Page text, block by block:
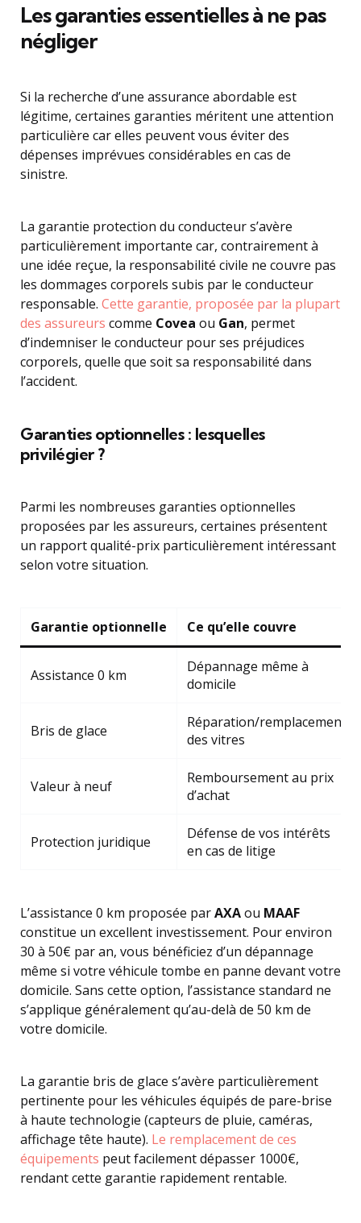
Les garanties essentielles à ne pas
négliger
Si la recherche d’une assurance abordable est
légitime, certaines garanties méritent une attention
particulière car elles peuvent vous éviter des
dépenses imprévues considérables en cas de
sinistre.
La garantie protection du conducteur s’avère
particulièrement importante car, contrairement à
une idée reçue, la responsabilité civile ne couvre pas
les dommages corporels subis par le conducteur
responsable. Cette garantie, proposée par la plupart
des assureurs comme Covea ou Gan, permet
d’indemniser le conducteur pour ses préjudices
corporels, quelle que soit sa responsabilité dans
l’accident.
Garanties optionnelles : lesquelles
privilégier ?
Parmi les nombreuses garanties optionnelles
proposées par les assureurs, certaines présentent
un rapport qualité-prix particulièrement intéressant
selon votre situation.
Garantie optionnelle Ce qu’elle couvre
Assistance 0 km
Dépannage même à
domicile
Bris de glace
Réparation/remplacement
des vitres
Valeur à neuf
Remboursement au prix
d’achat
Protection juridique
Défense de vos intérêts
en cas de litige
L’assistance 0 km proposée parAXAou MAAF
constitue un excellent investissement. Pour environ
30 à 50€ par an, vous bénéficiez d’un dépannage
même si votre véhicule tombe en panne devant votre
domicile. Sans cette option, l’assistance standard ne
s’applique généralement qu’au-delà de 50 km de
votre domicile.
La garantie bris de glace s’avère particulièrement
pertinente pour les véhicules équipés de pare-brise
à haute technologie (capteurs de pluie, caméras,
affichage tête haute). Le remplacement de ces
équipements peut facilement dépasser 1000€,
rendant cette garantie rapidement rentable.